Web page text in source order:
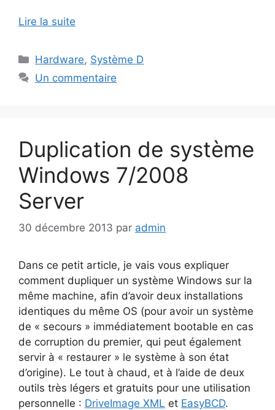
Lire la suite
Catégories
Hardware, Système D
Un commentaire
Duplication de système
Windows 7/2008
Server
30 décembre 2013 par admin
Dans ce petit article, je vais vous expliquer
comment dupliquer un système Windows sur la
même machine, afin d’avoir deux installations
identiques du même OS (pour avoir un système
de « secours » immédiatement bootable en cas
de corruption du premier, qui peut également
servir à « restaurer » le système à son état
d’origine). Le tout à chaud, et à l’aide de deux
outils très légers et gratuits pour une utilisation
personnelle : DriveImage XML et EasyBCD.